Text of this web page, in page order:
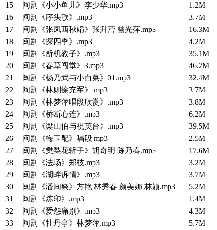
15
闽剧《小小鱼儿》李少华.mp3
1.2M
16
闽剧《序头歌》.mp3
3.7M
17
闽剧《张凤西秋娟》张升营 曾光萍.mp3
16.3M
18
闽剧《探四季》.mp3
4.2M
19
闽剧《断机教子》.mp3
35.1M
20
闽剧《春草闯堂》3.mp3
46.2M
21
闽剧《杨乃武与小白菜》01.mp3
32.4M
22
闽剧《林则徐充军》.mp3
3.7M
23
闽剧《林梦萍唱段欣赏》.mp3
3.8M
24
闽剧《桥断心连》.mp3
6.2M
25
闽剧《梁山伯与祝英台》.mp3
39.5M
26
闽剧《梅玉配》唱段.mp3
2.5M
27
闽剧《樊梨花斩子》胡奇明 陈乃春.mp3
17.6M
28
闽剧《法场》郑枝.mp3
3.2M
29
闽剧《湖畔诉情》.mp3
3.7M
30
闽剧《潘间祭》方艳 林秀春 颜美娜 林颍.mp3
5.2M
31
闽剧《炼印》.mp3
1.4M
32
闽剧《爱怨痛别》.mp3
4.3M
33
闽剧《牡丹亭》林梦萍.mp3
5.7M